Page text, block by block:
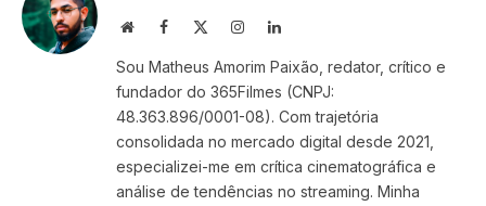
WebsiteFacebook InstagramLinkedIn
Sou Matheus Amorim Paixão, redator, crítico e
fundador do 365Filmes (CNPJ:
48.363.896/0001-08). Com trajetória
consolidada no mercado digital desde 2021,
especializei-me em crítica cinematográfica e
análise de tendências no streaming. Minha